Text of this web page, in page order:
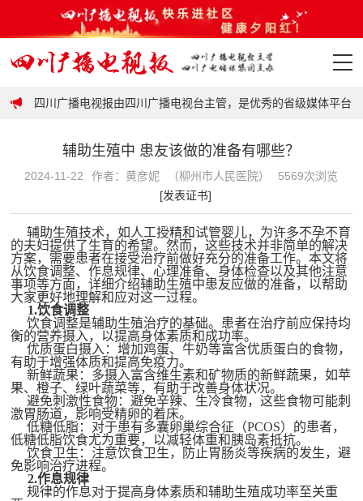
政策
地市
科普
视频
报纸
理事
民生
特别声明
四川广播电视报由四川广播电视台主管，是优秀的省级媒体平台
辅助生殖中 患友该做的准备有哪些？
2024-11-22 作者：黄彦妮 （柳州市人民医院）
5569次浏览
[发表证书]
辅助生殖技术，如人工授精和试管婴儿，为许多不孕不育
的夫妇提供了生育的希望。然而，这些技术并非简单的解决
方案，需要患者在接受治疗前做好充分的准备工作。本文将
从饮食调整、作息规律、心理准备、身体检查以及其他注意
事项等方面，详细介绍辅助生殖中患友应做的准备，以帮助
大家更好地理解和应对这一过程。
1.饮食调整
饮食调整是辅助生殖治疗的基础。患者在治疗前应保持均
衡的营养摄入，以提高身体素质和成功率。
优质蛋白摄入：增加鸡蛋、牛奶等富含优质蛋白的食物，
有助于增强体质和提高免疫力。
新鲜蔬果：多摄入富含维生素和矿物质的新鲜蔬果，如苹
果、橙子、绿叶蔬菜等，有助于改善身体状况。
避免刺激性食物：避免辛辣、生冷食物，这些食物可能刺
激胃肠道，影响受精卵的着床。
低糖低脂：对于患有多囊卵巢综合征（PCOS）的患者，
低糖低脂饮食尤为重要，以减轻体重和胰岛素抵抗。
饮食卫生：注意饮食卫生，防止胃肠炎等疾病的发生，避
免影响治疗进程。
2.作息规律
规律的作息对于提高身体素质和辅助生殖成功率至关重